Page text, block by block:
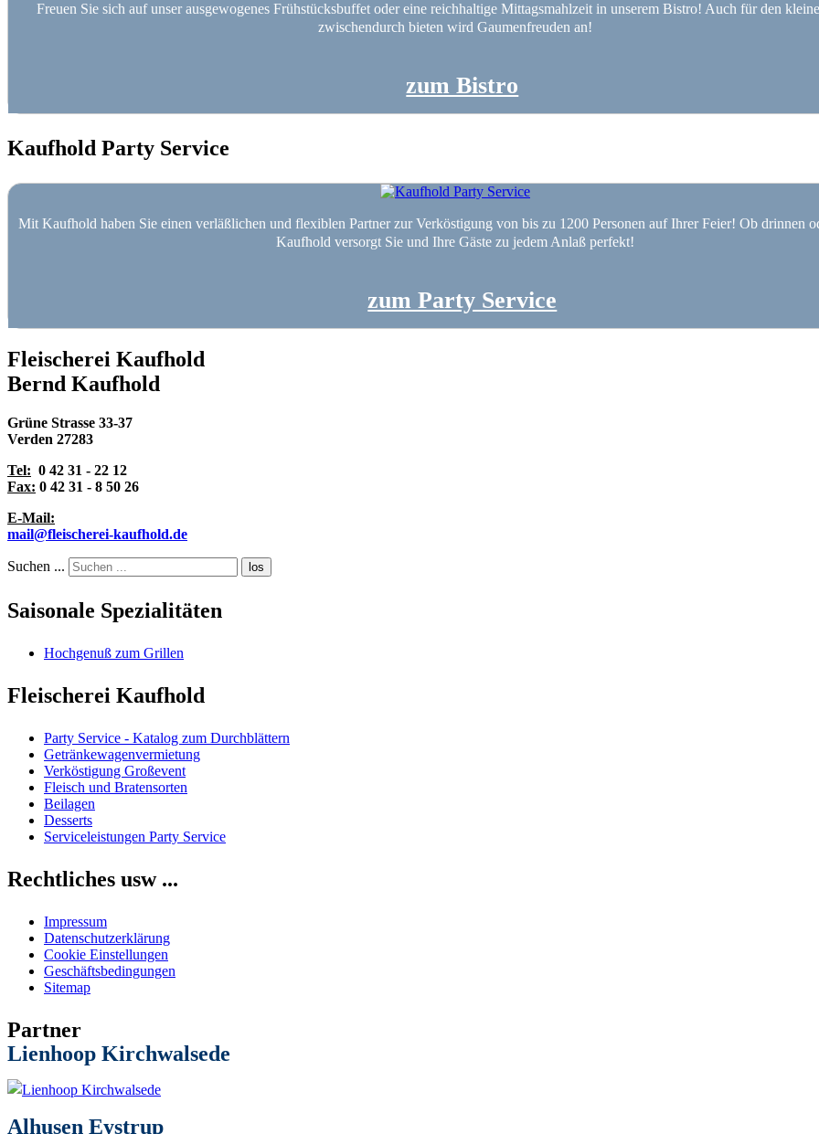
Freuen Sie sich auf unser ausgewogenes Frühstücksbuffet oder eine reichhaltige Mittagsmahlzeit in unserem Bistro! Auch für den
zwischendurch bieten wird Gaumenfreuden an!
zum Bistro
Kaufhold Party Service
Mit Kaufhold haben Sie einen verläßlichen und flexiblen Partner zur Verköstigung von bis zu 1200 Personen auf Ihrer Feier! Ob drinnen
Kaufhold versorgt Sie und Ihre Gäste zu jedem Anlaß perfekt!
zum Party Service
Fleischerei Kaufhold
Bernd Kaufhold
Grüne Strasse 33-37
Verden 27283
Tel: 0 42 31 - 22 12
Fax: 0 42 31 - 8 50 26
E-Mail:
mail@fleischerei-kaufhold.de
Suchen ... los
Saisonale Spezialitäten
Hochgenuß zum Grillen
Fleischerei Kaufhold
Party Service - Katalog zum Durchblättern
Getränkewagenvermietung
Verköstigung Großevent
Fleisch und Bratensorten
Beilagen
Desserts
Serviceleistungen Party Service
Rechtliches usw ...
Impressum
Datenschutzerklärung
Cookie Einstellungen
Geschäftsbedingungen
Sitemap
Partner
Lienhoop Kirchwalsede
Alhusen Eystrup